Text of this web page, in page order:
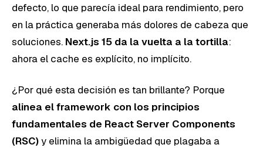
defecto, lo que parecía ideal para rendimiento, pero
en la práctica generaba más dolores de cabeza que
soluciones. Next.js 15 da la vuelta a la tortilla:
ahora el cache es explícito, no implícito.
¿Por qué esta decisión es tan brillante? Porque
alinea el framework con los principios
fundamentales de React Server Components
(RSC)y elimina la ambigüedad que plagaba a